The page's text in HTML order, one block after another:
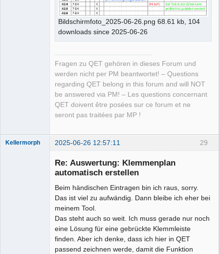
Bildschirmfoto_2025-06-26.png 68.61 kb, 104
downloads since 2025-06-26
Fragen zu QET gehören in dieses Forum und
werden nicht per PM beantwortet! – Questions
regarding QET belong in this forum and will NOT
be answered via PM! – Les questions concernant
QET doivent être posées sur ce forum et ne
seront pas traitées par MP !
29
Kellermorph 2025-06-26 12:57:11
Re: Auswertung: Klemmenplan
automatisch erstellen
Beim händischen Eintragen bin ich raus, sorry.
Das ist viel zu aufwändig. Dann bleibe ich eher bei
meinem Tool.
Das steht auch so weit. Ich muss gerade nur noch
eine Lösung für eine gebrückte Klemmleiste
finden. Aber ich denke, dass ich hier in QET
passend zeichnen werde, damit die Funktion